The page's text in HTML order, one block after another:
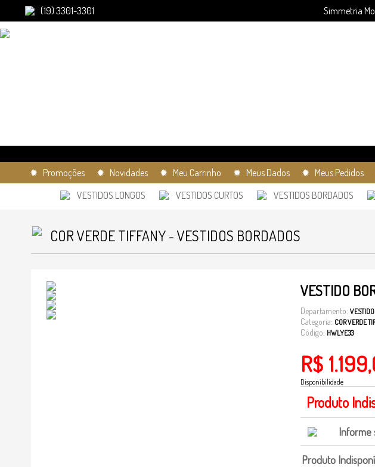
(19) 3301-3301 Simmetria
✹ Promoções ✹ Novidades ✹ Meu Carrinho ✹ Meus Dados ✹ Meus Pedidos
VESTIDOS LONGOS
VESTIDOS CURTOS VESTIDOS BORDADOS
COR VERDE TIFFANY - VESTIDOS BORDADOS
VESTIDO
Departamento:
Categoria: COR VERDE
Código: HWLYE33
R$
Disponibilidade
Produto
Informe
Produto